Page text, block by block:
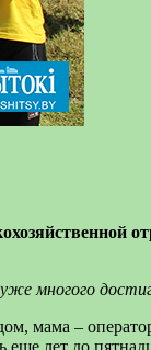
многого
мама –
лет до